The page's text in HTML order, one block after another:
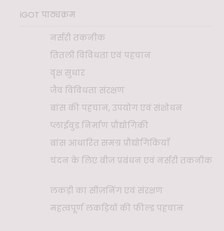
iGOT पाठ्यक्रम
नर्सरी तकनीक
तितली विविधता एवं पहचान
वृक्ष सुधार
जैव विविधता संरक्षण
बांस की पहचान, उपयोग एवं संशोधन
प्लाईवुड निर्माण प्रौद्योगिकी
बांस आधारित समग्र प्रौद्योगिकियाँ
चंदन के लिए बीज प्रबंधन एवं नर्सरी तकनीक
लकड़ी का सीज़निंग एवं संरक्षण
महत्वपूर्ण लकड़ियों की फील्ड पहचान